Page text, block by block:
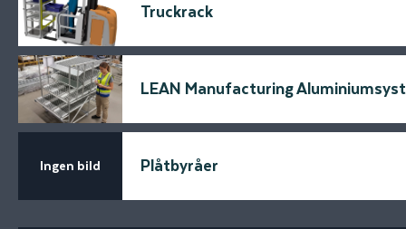
Truckrack
LEAN Manufacturing
Ingen bild Plåtbyråer